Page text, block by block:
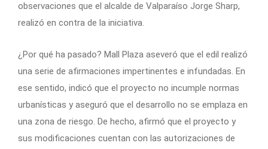
observaciones que el alcalde de Valparaíso Jorge Sharp,
realizó en contra de la iniciativa.
¿Por qué ha pasado? Mall Plaza aseveró que el edil realizó
una serie de afirmaciones impertinentes e infundadas. En
ese sentido, indicó que el proyecto no incumple normas
urbanísticas y aseguró que el desarrollo no se emplaza en
una zona de riesgo. De hecho, afirmó que el proyecto y
sus modificaciones cuentan con las autorizaciones de